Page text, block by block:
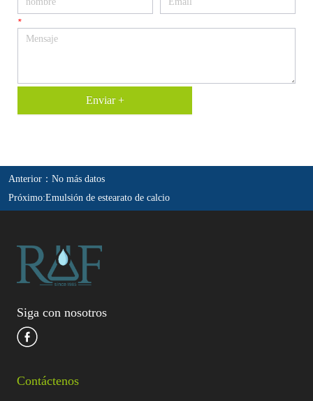
*
Enviar +
Anterior：No más datos
Próximo:Emulsión de estearato de calcio
Siga con nosotros
Contáctenos